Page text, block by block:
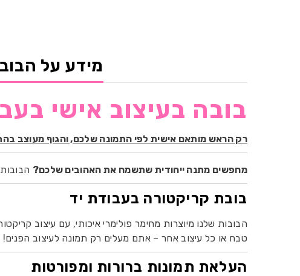
מידע על
בובה בעיצוב אישי
רק הראש מותאם אישית לפי התמונה שלכם, והגוף מעוצב
מחפשים מתנה ייחודית שתשמח את האהובים שלכם?
בובת קריקטורה בעבודת יד
הבובות שלנו מיוצרות מחימר פולימרי איכותי, עם עיצוב
טבח או כל עיצוב אחר – אתם מעלים רק תמונה לעיצוב הפנים!
העלאת תמונות ברורות ומפורטות